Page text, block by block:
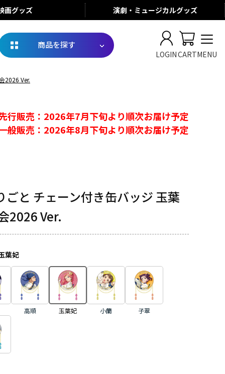
画グッズ 演劇・ミュージカルグッズ
商品を探す
LOGINCARTMENU
2026 Ver.
行販売：2026年7月下旬より順次お届け予定
般販売：2026年8月下旬より順次お届け予定
ごと チェーン付き缶バッジ 玉葉
2026 Ver.
葉妃
高順 玉葉妃 小蘭 子翠